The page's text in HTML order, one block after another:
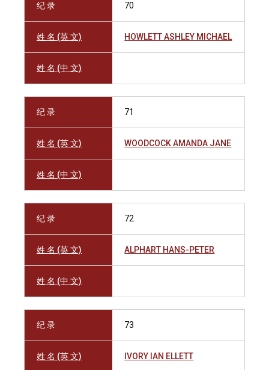
纪 录 70
姓 名 (英 文) HOWLETT ASHLEY MICHAEL
姓 名 (中 文)
纪 录 71
姓 名 (英 文) WOODCOCK AMANDA JANE
姓 名 (中 文)
纪 录 72
姓 名 (英 文) ALPHART HANS-PETER
姓 名 (中 文)
纪 录 73
姓 名 (英 文) IVORY IAN ELLETT